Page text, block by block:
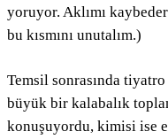
yoruyor. Aklımı
bu kısmını unutalım.)
Temsil sonrasında
büyük bir kalabalık
konuşuyordu, kimisi ise